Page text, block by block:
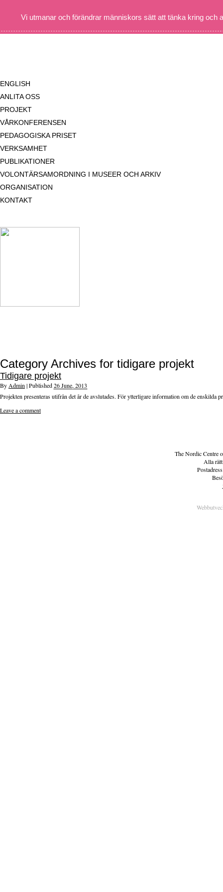
Vi utmanar och förändrar människors sätt att tänka kring och
ENGLISH
ANLITA OSS
PROJEKT
VÅRKONFERENSEN
PEDAGOGISKA PRISET
VERKSAMHET
PUBLIKATIONER
VOLONTÄRSAMORDNING I MUSEER OCH ARKIV
ORGANISATION
KONTAKT
Category Archives for tidigare projekt
Tidigare projekt
By Admin |Published26 June, 2013
Projekten presenteras utifrån det år de avslutades. För ytterligare information om de
Leave a comment
The Nordic Centre
Alla